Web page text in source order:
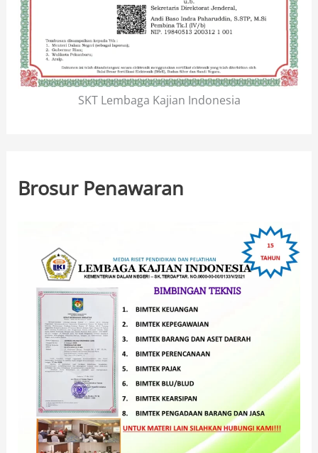
SKT Lembaga Kajian Indonesia
Brosur Penawaran